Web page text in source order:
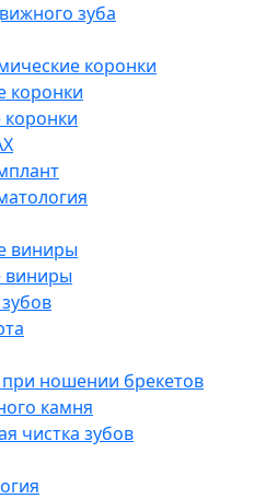
зуба
коронки
коронки
виниры
виниры
ношении брекетов
камня
чистка зубов